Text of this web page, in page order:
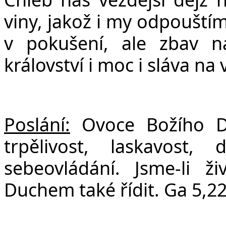
viny, jakož i my
v pokušení, ale zbav
království i moc i sláva na
Poslání: Ovoce Božího
trpělivost, laskavost,
sebeovládání. Jsme-li
Duchem také řídit. Ga